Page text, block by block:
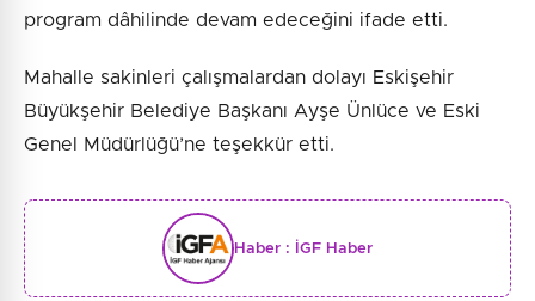
program dâhilinde devam edeceğini ifade etti.
Mahalle sakinleri çalışmalardan dolayı Eskişehir
Büyükşehir Belediye Başkanı Ayşe Ünlüce ve Eski
Genel Müdürlüğü’ne teşekkür etti.
Haber : İGF Haber